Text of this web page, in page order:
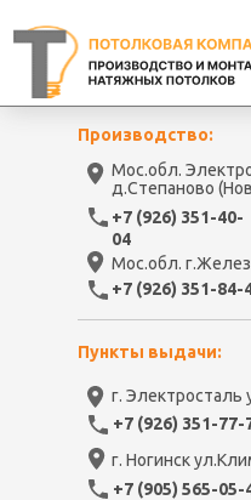
г. Ногинск
+7 (905) 565-05-
Мос.обл.
д.Степаново
г. Электросталь
Мос.обл.
Производство:
Пункты выдачи:
+7 (926) 351-40-
04
+7 (926) 351-84-
+7 (926) 351-77-